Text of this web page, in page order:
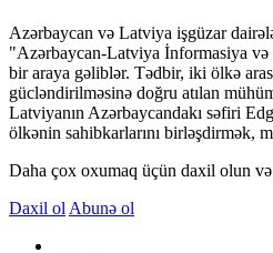
Azərbaycan və Latviya işgüzar
"Azərbaycan-Latviya İnformasiya və
bir araya gəliblər. Tədbir, iki ölkə
gücləndirilməsinə doğru atılan
Latviyanın Azərbaycandakı səfiri
ölkənin sahibkarlarını birləşdirmək,
Daha çox oxumaq üçün daxil olun
Daxil ol Abunə ol